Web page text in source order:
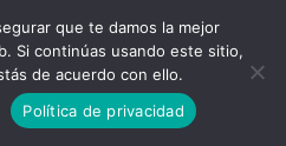
que te damos la mejor
Si continúas usando este sitio,
de acuerdo con ello.
Política de privacidad